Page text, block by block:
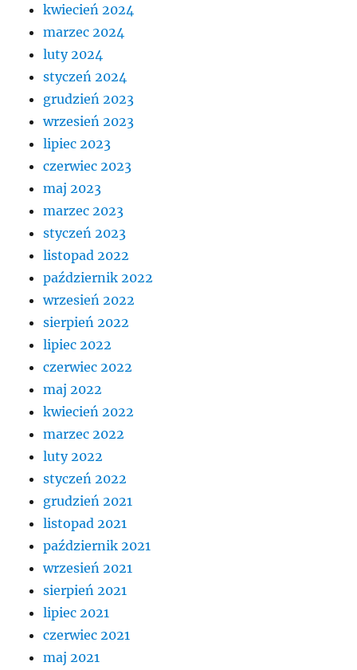
kwiecień 2024
marzec 2024
luty 2024
styczeń 2024
grudzień 2023
wrzesień 2023
lipiec 2023
czerwiec 2023
maj 2023
marzec 2023
styczeń 2023
listopad 2022
październik 2022
wrzesień 2022
sierpień 2022
lipiec 2022
czerwiec 2022
maj 2022
kwiecień 2022
marzec 2022
luty 2022
styczeń 2022
grudzień 2021
listopad 2021
październik 2021
wrzesień 2021
sierpień 2021
lipiec 2021
czerwiec 2021
maj 2021